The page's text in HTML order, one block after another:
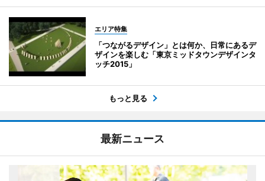
エリア特集
「つながるデザイン」とは何か、日常にあるデ
ザインを楽しむ「東京ミッドタウンデザインタ
ッチ2015」
もっと見る
最新ニュース